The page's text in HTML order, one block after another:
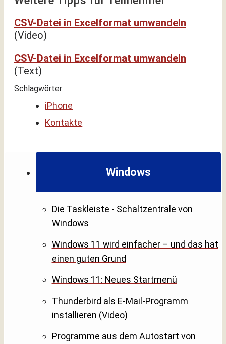
Windows
Die Taskleiste - Schaltzentrale von
Windows
Windows 11 wird einfacher – und das hat
einen guten Grund
Windows 11: Neues Startmenü
Thunderbird als E-Mail-Programm
installieren (Video)
Programme aus dem Autostart von
CSV-Datei in Excelformat umwandeln
(Video)
CSV-Datei in Excelformat umwandeln
(Text)
Schlagwörter:
iPhone
Kontakte